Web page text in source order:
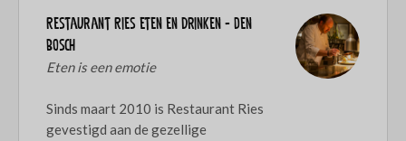
Restaurant Ries eten en drinken - Den
Bosch
Eten is een emotie
Sinds maart 2010 is Restaurant Ries
gevestigd aan de gezellige